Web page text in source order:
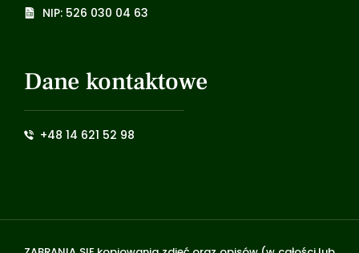
NIP: 526 030 04 63
Dane kontaktowe
+48 14 621 52 98